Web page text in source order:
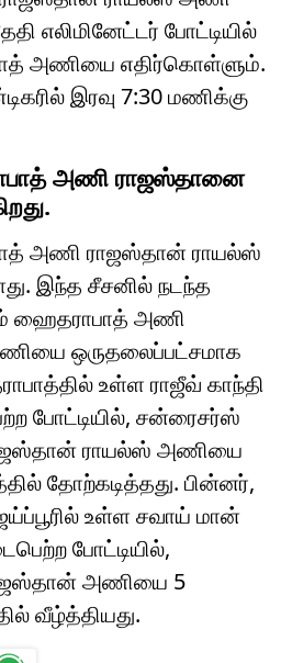
எலிமினேட்டர் போட்டியில்
அணியை எதிர்கொள்ளும்.
இரவு 7:30 மணிக்கு
அணி ராஜஸ்தானை
அணி ராஜஸ்தான் ராயல்ஸ்
இந்த சீசனில் நடந்த
ஹைதராபாத் அணி
ஒருதலைப்பட்சமாக
உள்ள ராஜீவ் காந்தி
போட்டியில், சன்ரைசர்ஸ்
ராயல்ஸ் அணியை
தோற்கடித்தது. பின்னர்,
உள்ள சவாய் மான்
போட்டியில்,
அணியை 5
வீழ்த்தியது.